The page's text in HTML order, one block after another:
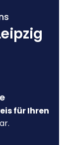
für Ihren